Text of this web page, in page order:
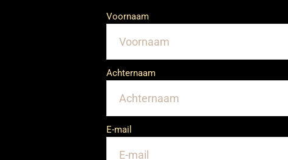
Voornaam
Achternaam
E-mail